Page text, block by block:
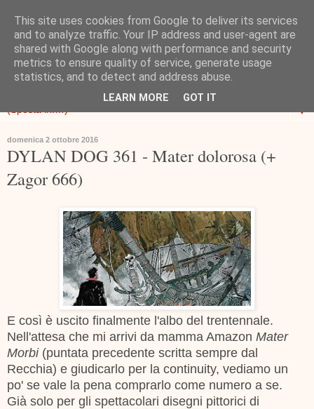
▼
domenica 2 ottobre 2016
DYLAN DOG 361 - Mater dolorosa (+
Zagor 666)
E così è uscito finalmente l'albo del trentennale.
Nell'attesa che mi arrivi da mamma Amazon Mater
Morbi(puntata precedente scritta sempre dal
Recchia) e giudicarlo per la continuity, vediamo un
po' se vale la pena comprarlo come numero a se.
Già solo per gli spettacolari disegni pittorici di
This site uses cookies from Google to deliver its services
and to analyze traffic. Your IP address and user-agent are
shared with Google along with performance and security
metrics to ensure quality of service, generate usage
statistics, and to detect and address abuse.
LEARN MORE GOT IT